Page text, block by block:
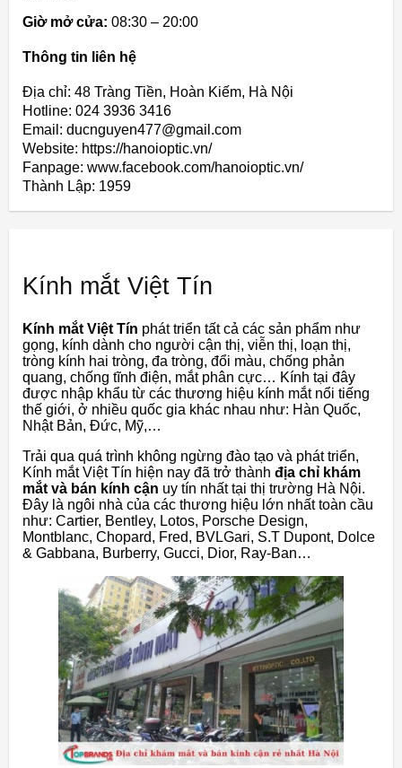
Giờ mở cửa: 08:30 – 20:00
Thông tin liên hệ
Địa chỉ: 48 Tràng Tiền, Hoàn Kiếm, Hà Nội
Hotline: 024 3936 3416
Email: ducnguyen477@gmail.com
Website: https://hanoioptic.vn/
Fanpage: www.facebook.com/hanoioptic.vn/
Thành Lập: 1959
Kính mắt Việt Tín
Kính mắt Việt Tín phát triển tất cả các sản phẩm như
gọng, kính dành cho người cận thị, viễn thị, loạn thị,
tròng kính hai tròng, đa tròng, đổi màu, chống phản
quang, chống tĩnh điện, mắt phân cực… Kính tại đây
được nhập khẩu từ các thương hiệu kính mắt nổi tiếng
thế giới, ở nhiều quốc gia khác nhau như: Hàn Quốc,
Nhật Bản, Đức, Mỹ,…
Trải qua quá trình không ngừng đào tạo và phát triển,
Kính mắt Việt Tín hiện nay đã trở thành địa chỉ khám
mắt và bán kính cận uy tín nhất tại thị trường Hà Nội.
Đây là ngôi nhà của các thương hiệu lớn nhất toàn cầu
như: Cartier, Bentley, Lotos, Porsche Design,
Montblanc, Chopard, Fred, BVLGari, S.T Dupont, Dolce
& Gabbana, Burberry, Gucci, Dior, Ray-Ban…